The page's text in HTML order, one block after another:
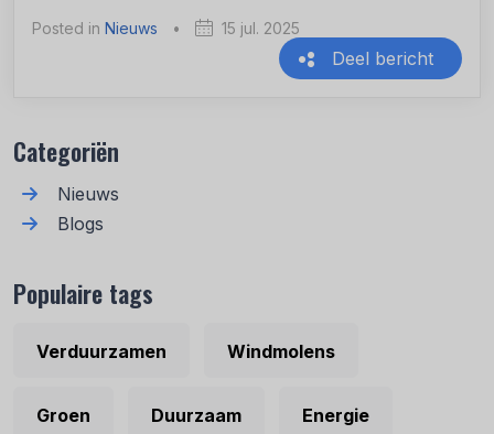
Posted in Nieuws • 15 jul. 2025
Deel bericht
Categoriën
Nieuws
Blogs
Populaire tags
Verduurzamen Windmolens
Groen Duurzaam Energie